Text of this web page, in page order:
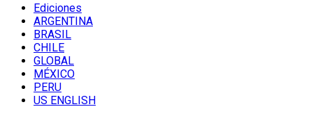
Ediciones
ARGENTINA
BRASIL
CHILE
GLOBAL
MÉXICO
PERU
US ENGLISH